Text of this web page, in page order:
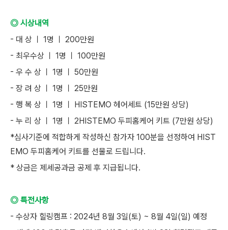
◎ 시상내역
- 대 상 ㅣ 1명 ㅣ 200만원
- 최우수상 ㅣ 1명 ㅣ 100만원
- 우 수 상 ㅣ 1명 ㅣ 50만원
- 장 려 상 ㅣ 1명 ㅣ 25만원
- 행 복 상 ㅣ 1명 ㅣ HISTEMO 헤어세트 (15만원 상당)
- 누 리 상 ㅣ 1명 ㅣ 2HISTEMO 두피홈케어 키트 (7만원 상당)
*심사기준에 적합하게 작성하신 참가자 100분을 선정하여 HIST
EMO 두피홈케어 키트를 선물로 드립니다.
* 상금은 제세공과금 공제 후 지급됩니다.
◎ 특전사항
- 수상자 힐링캠프 : 2024년 8월 3일(토) ~ 8월 4일(일) 예정